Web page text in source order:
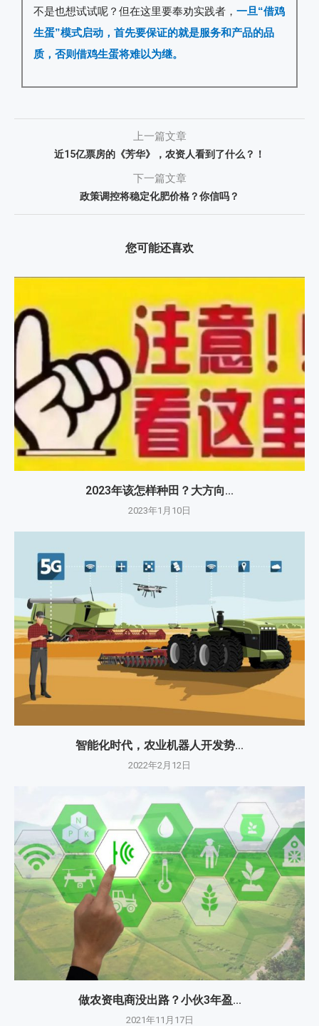
不是也想试试呢？但在这里要奉劝实践者， 一旦“借鸡
生蛋”模式启动，首先要保证的就是服务和产品的品
质，否则借鸡生蛋将难以为继。
上一篇文章
近15亿票房的《芳华》，农资人看到了什么？！
下一篇文章
政策调控将稳定化肥价格？你信吗？
您可能还喜欢
2023年该怎样种田？大方向...
2023年1月10日
智能化时代，农业机器人开发势...
2022年2月12日
做农资电商没出路？小伙3年盈...
2021年11月17日